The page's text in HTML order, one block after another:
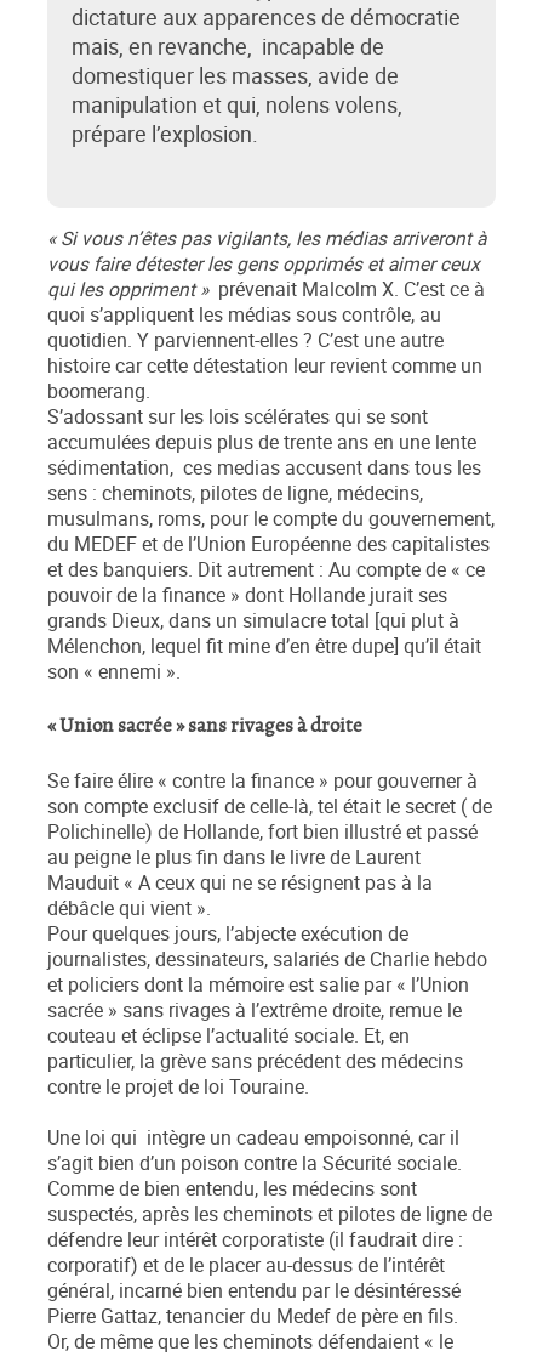
dictature aux apparences de démocratie
mais, en revanche, incapable de
domestiquer les masses, avide de
manipulation et qui, nolens volens,
prépare l’explosion.
« Si vous n’êtes pas vigilants, les médias arriveront à
vous faire détester les gens opprimés et aimer ceux
qui les oppriment »prévenait Malcolm X. C’est ce à
quoi s’appliquent les médias sous contrôle, au
quotidien. Y parviennent-elles ? C’est une autre
histoire car cette détestation leur revient comme un
boomerang.
S’adossant sur les lois scélérates qui se sont
accumulées depuis plus de trente ans en une lente
sédimentation, ces medias accusent dans tous les
sens : cheminots, pilotes de ligne, médecins,
musulmans, roms, pour le compte du gouvernement,
du MEDEF et de l’Union Européenne des capitalistes
et des banquiers. Dit autrement : Au compte de « ce
pouvoir de la finance » dont Hollande jurait ses
grands Dieux, dans un simulacre total [qui plut à
Mélenchon, lequel fit mine d’en être dupe] qu’il était
son « ennemi ».
« Union sacrée » sans rivages à droite
Se faire élire « contre la finance » pour gouverner à
son compte exclusif de celle-là, tel était le secret ( de
Polichinelle) de Hollande, fort bien illustré et passé
au peigne le plus fin dans le livre de Laurent
Mauduit « A ceux qui ne se résignent pas à la
débâcle qui vient ».
Pour quelques jours, l’abjecte exécution de
journalistes, dessinateurs, salariés de Charlie hebdo
et policiers dont la mémoire est salie par « l’Union
sacrée » sans rivages à l’extrême droite, remue le
couteau et éclipse l’actualité sociale. Et, en
particulier, la grève sans précédent des médecins
contre le projet de loi Touraine.
Une loi qui intègre un cadeau empoisonné, car il
s’agit bien d’un poison contre la Sécurité sociale.
Comme de bien entendu, les médecins sont
suspectés, après les cheminots et pilotes de ligne de
défendre leur intérêt corporatiste (il faudrait dire :
corporatif) et de le placer au-dessus de l’intérêt
général, incarné bien entendu par le désintéressé
Pierre Gattaz, tenancier du Medef de père en fils.
Or, de même que les cheminots défendaient « le